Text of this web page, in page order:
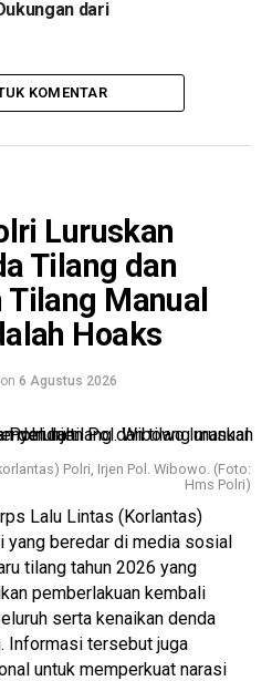
dari
KOMENTAR
Luruskan
Tilang dan
Manual
Hoaks
on 6 Agustus 2026
Polri, Irjen Pol. Wibowo. (Foto:
Hms Polri)
Lalu Lintas (Korlantas)
yang beredar di media sosial
tilang tahun 2026 yang
pemberlakuan kembali
serta kenaikan denda
Informasi tersebut juga
untuk memperkuat narasi